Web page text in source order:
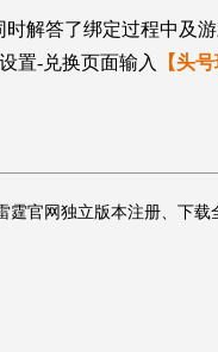
解答了绑定过程中及
置-兑换页面输入
【头
霆官网独立版本注册、下载